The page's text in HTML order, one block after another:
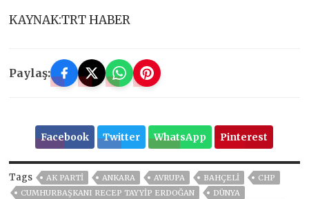
KAYNAK:TRT HABER
Paylaş:
Facebook Twitter WhatsApp Pinterest
Tags AK PARTİ ANKARA AVRUPA BAHÇELİ
CHP
CUMHURBAŞKANI RECEP TAYYIP ERDOĞAN
DÜNYA